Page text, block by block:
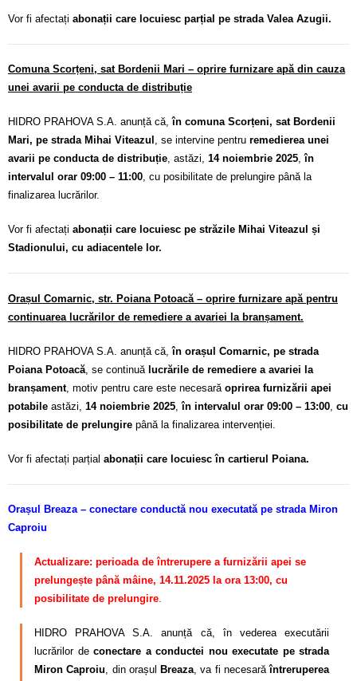
Vor fi afectați abonații care locuiesc parțial pe strada Valea Azugii.
Comuna Scorțeni, sat Bordenii Mari – oprire furnizare apă din cauza
unei avarii pe conducta de distribuție
HIDRO PRAHOVA S.A. anunță că,în comuna Scorțeni, sat Bordenii
Mari, pe strada Mihai Viteazul , se intervine pentru remedierea unei
avarii pe conducta de distribuție, astăzi, 14 noiembrie 2025,în
intervalul orar 09:00 – 11:00, cu posibilitate de prelungire până la
finalizarea lucrărilor.
Vor fi afectați abonații care locuiesc pe străzile Mihai Viteazul și
Stadionului, cu adiacentele lor.
Orașul Comarnic, str. Poiana Potoacă – oprire furnizare apă pentru
continuarea lucrărilor de remediere a avariei la branșament.
HIDRO PRAHOVA S.A. anunță că,în orașul Comarnic, pe strada
Poiana Potoacă , se continuă lucrările de remediere a avariei la
branșament, motiv pentru care este necesară oprirea furnizării apei
potabile astăzi, 14 noiembrie 2025 ,în intervalul orar 09:00 – 13:00 cu
posibilitate de prelungire până la finalizarea intervenției.
Vor fi afectați parțial abonații care locuiesc în cartierul Poiana.
Orașul Breaza – conectare conductă nou executată pe strada Miron
Caproiu
Actualizare: perioada de întrerupere a furnizării apei se
prelungește până mâine, 14.11.2025 la ora 13:00, cu
posibilitate de prelungire.
HIDRO PRAHOVA S.A. anunță că, în vederea executării
lucrărilor de conectare a conductei nou executate pe strada
Miron Caproiu, din orașul Breaza, va fi necesarăîntreruperea